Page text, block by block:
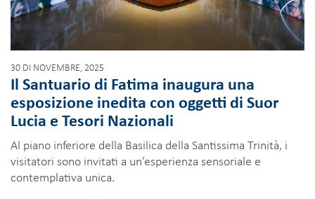
30 DI NOVEMBRE, 2025
Il Santuario di Fatima inaugura una
esposizione inedita con oggetti di Suor
Lucia e Tesori Nazionali
Al piano inferiore della Basilica della Santissima Trinità, i
visitatori sono invitati a un’esperienza sensoriale e
contemplativa unica.